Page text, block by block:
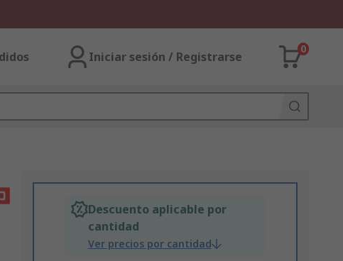
Iniciar sesión / Registrarse
0
Descuento aplicable por
cantidad
Ver precios por cantidad